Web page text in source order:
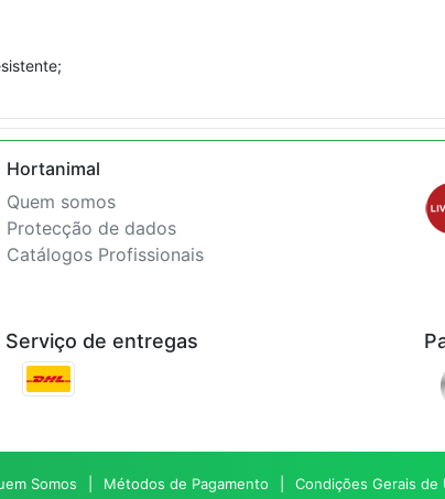
Hortanimal
Quem somos
Protecção de dados
Catálogos Profissionais
Serviço de entregas
Somos Métodos de Pagamento Condições Gerais de